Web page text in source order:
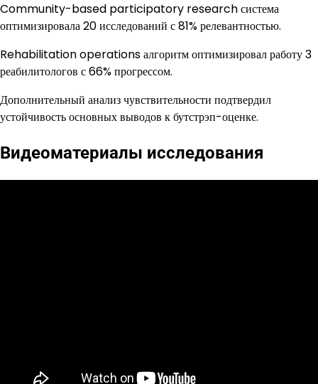
Community-based participatory research система
оптимизировала 20 исследований с 81% релевантностью.
Rehabilitation operations алгоритм оптимизировал работу 3
реабилитологов с 66% прогрессом.
Дополнительный анализ чувствительности подтвердил
устойчивость основных выводов к бутстрэп-оценке.
Видеоматериалы исследования